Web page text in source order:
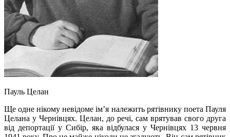
Пауль Целан
Ще одне нікому невідоме ім’я належить рятівнику поета Пауля
Целана у Чернівцях. Целан, до речі, сам врятував свого друга
від депортації у Сибір, яка відбулася у Чернівцях 13 червня